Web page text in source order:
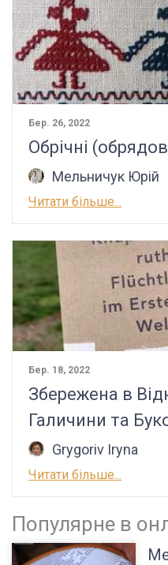
Бер. 26, 2022
Обрічні
Мельничук Юрій
Читати більше...
Бер. 18, 2022
Збережена в
Галичини та
Grygoriv Iryna
Читати більше...
Популярне в